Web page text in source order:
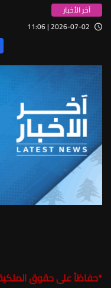
آخر الأخبار
2026-07-02 | 11:06
*حفاظاً على حقوق